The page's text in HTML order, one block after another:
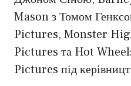
Mason з Томом
Pictures, Monster
Pictures та Hot
Pictures під